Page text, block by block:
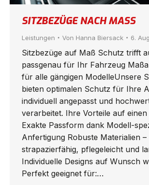
SITZBEZÜGE NACH MASS
Leistungen Von Hanna Biersack 6.
Sitzbezüge auf Maß Schutz trifft
passgenau für Ihr Fahrzeug
für alle gängigen ModelleUnsere
bieten optimalen Schutz für Ihre
individuell angepasst und
verarbeitet. Ihre Vorteile auf einen
Exakte Passform dank Modell-
Anfertigung Robuste Materialien –
strapazierfähig, pflegeleicht und
Individuelle Designs auf Wunsch
Perfekt geeignet für:…